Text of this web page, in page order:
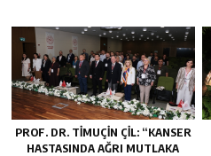
PROF. DR. TİMUÇİN ÇİL: “KANSER
HASTASINDA AĞRI MUTLAKA